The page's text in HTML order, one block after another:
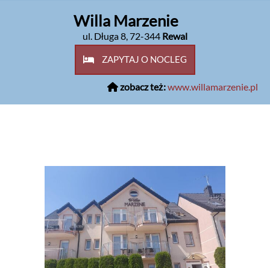
Willa Marzenie
ul. Długa 8,72-344 Rewal
ZAPYTAJ O NOCLEG
zobacz też:www.willamarzenie.pl